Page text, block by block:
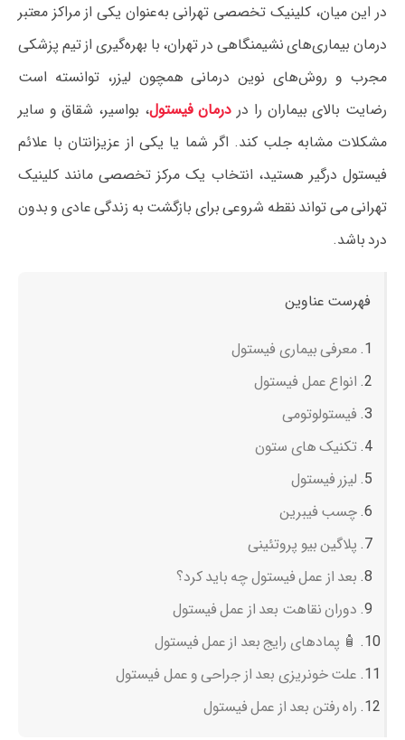
در این میان، کلینیک تخصصی تهرانی به‌عنوان یکی از مراکز معتبر
درمان بیماری‌های نشیمنگاهی در تهران، با بهره‌گیری از تیم پزشکی
مجرب و روش‌های نوین درمانی همچون لیزر، توانسته است
رضایت بالای بیماران را در درمان فیستول، بواسیر، شقاق و سایر
مشکلات مشابه جلب کند. اگر شما یا یکی از عزیزانتان با علائم
فیستول درگیر هستید، انتخاب یک مرکز تخصصی مانند کلینیک
تهرانی می‌ تواند نقطه شروعی برای بازگشت به زندگی عادی و بدون
درد باشد.
فهرست عناوین
معرفی بیماری فیستول
انواع عمل فیستول
فیستولوتومی
تکنیک های ستون
لیزر فیستول
چسب فیبرین
پلاگین بیو پروتئینی
بعد از عمل فیستول چه باید کرد؟
دوران نقاهت بعد از عمل فیستول
🧴 پمادهای رایج بعد از عمل فیستول
علت خونریزی بعد از جراحی و عمل فیستول
راه رفتن بعد از عمل فیستول